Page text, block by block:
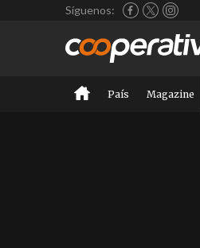
Síguenos:
País Magazine